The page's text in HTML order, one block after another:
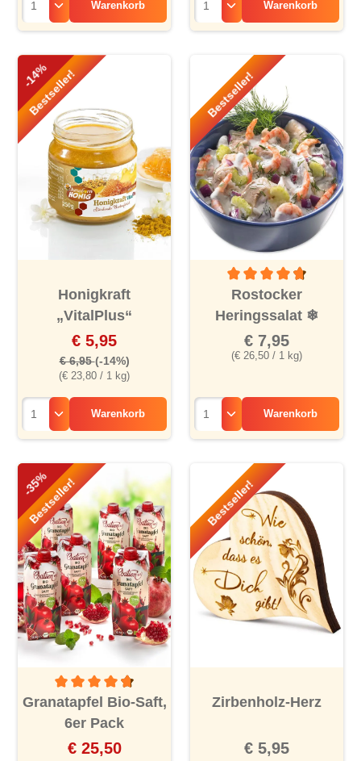
Warenkorb Warenkorb
-14%
Bestseller!
Honigkraft
„VitalPlus“
(€ 23,80 / 1 kg)
€ 5,95
€ 6,95(-14%)
Warenkorb
Bestseller!
Durchschnittliche
Rostocker
Heringssalat ❄
(€ 26,50 / 1 kg)
€ 7,95
Warenkorb
-35%
Bestseller!
Durchschnittliche Bewertung von 4.8 von 5 Sternen
Granatapfel Bio-Saft,
6er Pack
€ 25,50
Bestseller!
Zirbenholz-Herz
€ 5,95